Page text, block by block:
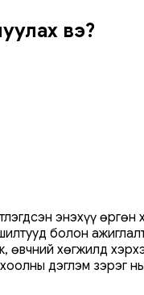
вэ?
энэхүү өргөн
болон
өвчний хөгжилд
дэглэм зэрэг